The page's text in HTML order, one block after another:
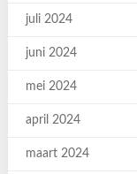
juli 2024
juni 2024
mei 2024
april 2024
maart 2024